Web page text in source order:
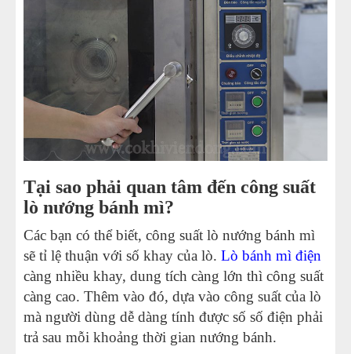
Tại sao phải quan tâm đến công suất
lò nướng bánh mì?
Các bạn có thể biết, công suất lò nướng bánh mì
sẽ tỉ lệ thuận với số khay của lò. Lò bánh mì điện
càng nhiều khay, dung tích càng lớn thì công suất
càng cao. Thêm vào đó, dựa vào công suất của lò
mà người dùng dễ dàng tính được số số điện phải
trả sau mỗi khoảng thời gian nướng bánh.